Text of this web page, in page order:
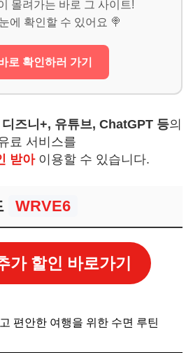
몰려가는 바로 그 사이트!
에 확인할 수 있어요 🍭
로 확인하러 가기
즈니+, 유튜브, ChatGPT 등의
료 서비스를
받아이용할 수 있습니다.
WRVE6
가 할인 바로가기